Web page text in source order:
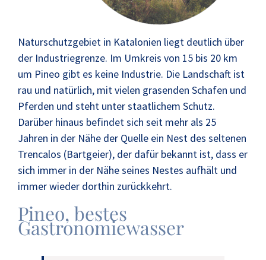
Naturschutzgebiet in Katalonien liegt deutlich über
der Industriegrenze. Im Umkreis von 15 bis 20 km
um Pineo gibt es keine Industrie. Die Landschaft ist
rau und natürlich, mit vielen grasenden Schafen und
Pferden und steht unter staatlichem Schutz.
Darüber hinaus befindet sich seit mehr als 25
Jahren in der Nähe der Quelle ein Nest des seltenen
Trencalos (Bartgeier), der dafür bekannt ist, dass er
sich immer in der Nähe seines Nestes aufhält und
immer wieder dorthin zurückkehrt.
Pineo, bestes
Gastronomiewasser